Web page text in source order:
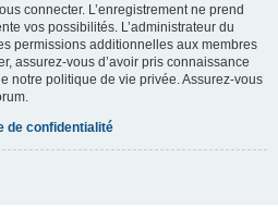
connecter. L’enregistrement ne prend
vos possibilités. L’administrateur du
permissions additionnelles aux membres
assurez-vous d’avoir pris connaissance
notre politique de vie privée. Assurez-vous
de confidentialité